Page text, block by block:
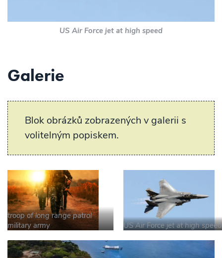
US Air Force jet at high speed
Galerie
Blok obrázků zobrazených v galerii s
volitelným popiskem.
troop of long range patrol
military army
US Air Force jet at high speed